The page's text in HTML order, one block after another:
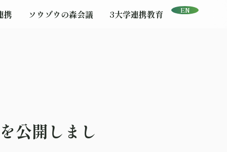
携 ソウゾウの森会議 3大学連携教育 EN
公開しまし